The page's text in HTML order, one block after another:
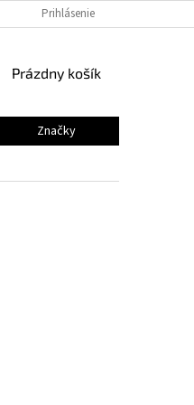
Prihlásenie
NÁKUPNÝ
Prázdny košík
Značky